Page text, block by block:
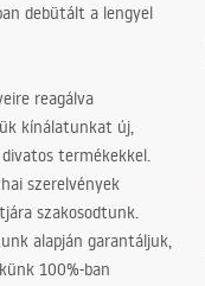
debütált a lengyel
reagálva
kínálatunkat új,
termékekkel.
szerelvények
szakosodtunk.
alapján garantáljuk,
100%-ban